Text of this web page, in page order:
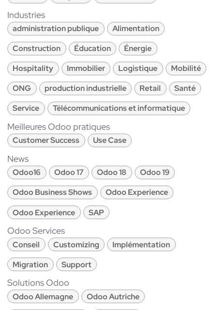
Industries
administration publique
Alimentation
Construction
Éducation
Énergie
Hospitality
Immobilier Logistique
Mobilité
ONG
production industrielle Retail
Santé
Service
Télécommunications et informatique
Meilleures Odoo pratiques
Customer Success Use Case
News
Odoo16 Odoo 17 Odoo 18
Odoo 19
Odoo Business Shows
Odoo Experience
Odoo Experience
SAP
Odoo Services
Conseil Customizing
Implémentation
Migration
Support
Solutions Odoo
Odoo Allemagne
Odoo Autriche